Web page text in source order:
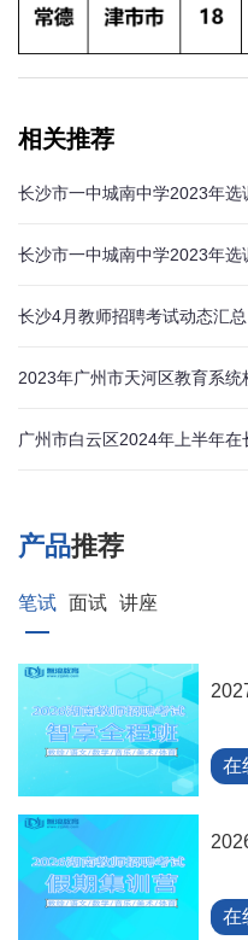
相关推荐
长沙市一中城南中学2023年
长沙4月教师招聘考试动态汇总
产品推荐
笔试 面试 讲座
在
在